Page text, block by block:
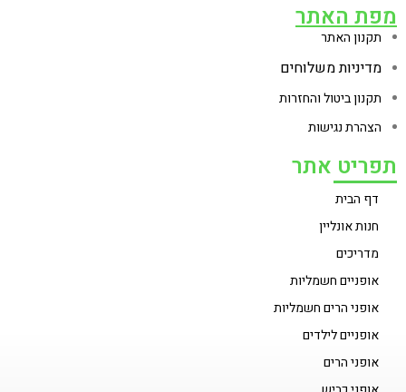
מפת האתר
תקנון האתר
מדיניות משלוחים
תקנון ביטול והחזרות
הצהרת נגישות
תפריט אתר
דף הבית
חנות אונליין
מדריכים
אופניים חשמליות
אופני הרים חשמליות
אופניים לילדים
אופני הרים